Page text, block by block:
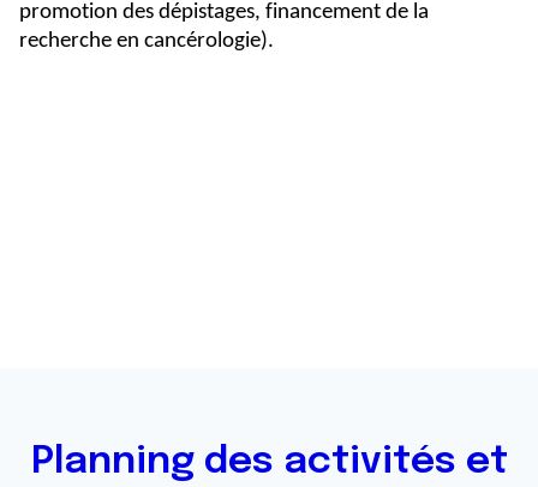
promotion des dépistages, financement de la
recherche en cancérologie).
Planning des activités et